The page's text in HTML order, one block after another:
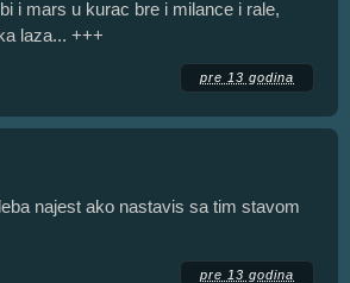
i mars u kurac bre i milance i rale,
laza... +++
pre 13 godina
najest ako nastavis sa tim stavom
pre 13 godina